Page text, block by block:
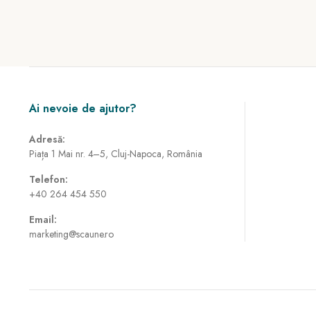
Ai nevoie de ajutor?
Adresă:
Piața 1 Mai nr. 4–5, Cluj-Napoca, România
Telefon:
+40 264 454 550
Email:
marketing@scaune.ro